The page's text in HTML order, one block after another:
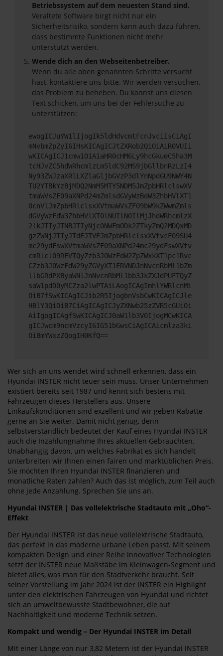
Betriebssystem auf dem neuesten Stand sind.
Veraltete Software birgt nicht nur ein
Sicherheitsrisiko, sondern kann auch dazu führen,
dass bestimmte Funktionen nicht mehr
unterstützt werden.
Wende dich an den Webseitenbetreiber.
Wenn du alle oben genannten Schritte versucht
hast, kontaktiere uns bitte. Wir werden versuchen,
das Problem zu beheben. Du kannst uns diesen
Text schicken, um uns bei der Fehlersuche zu
unterstützen:
ewogICJuYW1lIjogIk5ldHdvcmtFcnJvciIsCiAgI
mNvbmZpZyI6IHsKICAgICJtZXRob2QiOiAiR0VUIi
wKICAgICJ1cmwiOiAiaHR0cHM6Ly9hcGkueC5ha3M
tcHJvZC5hdWRhcmlzLm5ldC92MS9jbGllbnRzLzI4
Ny93ZWJzaXRlLXZlaGljbGVzP3dlYnNpdGU9NWY4N
TU2YTBkYzBjMDQ2NmM5MTY5NDM5JmZpbHRlclswXV
tmaWVsZF09aXNPd24mZmlsdGVyWzBdW3ZhbHVlXT1
0cnVlJmZpbHRlclsxXVtmaWVsZF09bW9kZWwmZmls
dGVyWzFdW3ZhbHVlXT0lNUIlN0IlMjJhdWRhcmlzX
2lkJTIyJTNBJTIyNjc0NWFmODk2ZTkyZmQ2MDQxMD
gzZWNjJTIyJTdEJTVEJmZpbHRlclsxXVtvcF09SU4
mc29ydFswXVtmaWVsZF09aXNPd24mc29ydFswXVtv
cmRlcl09REVTQyZzb3J0WzFdW2ZpZWxkXT1pc1Rvc
CZzb3J0WzFdW29yZGVyXT1ERVNDJnNvcnRbMl1bZm
llbGRdPXByaWNlJnNvcnRbMl1bb3JkZXJdPUFTQyZ
saW1pdD0yMCZza2lwPTAiLAogICAgImhlYWRlcnMi
OiB7fSwKICAgICJib2R5IjogbnVsbCwKICAgICJle
HBlY3QiOiB7CiAgICAgICJyZXNwb25zZVR5cGUiOi
AiIgogICAgfSwKICAgICJ0aW1lb3V0IjogMCwKICA
gICJwcm9ncmVzcyI6IG51bGwsCiAgICAicmlza3ki
OiBmYWxzZQogIH0KfQ==
Wer sich an uns wendet wird schnell erkennen, dass ein
Hyundai INSTER nicht teuer sein muss. Unser Unternehmen
existiert bereits seit 1987 und kennt sich bestens mit
Fahrzeugen dieses Herstellers aus. Unsere
Einkaufskonditionen sind exzellent und wir geben Rabatte
gerne an Sie weiter. Damit nicht genug, denn
selbstverständlich bedeutet der Kauf eines Hyundai INSTER
auch die Inzahlungnahme Ihres aktuellen Gebrauchten.
Unabhängig davon, um welches Fabrikat es sich handelt
unterbreiten wir Ihnen einen fairen und marktüblichen Preis.
Sie möchten Ihren Hyundai INSTER finanzieren und
monatliche Raten zahlen? Auch das ist möglich, zum Teil auch
ohne jede Anzahlung. Sprechen Sie uns an.
Hyundai INSTER | Das vollelektrische Stadtauto mit „Oho“-
Effekt
Der Hyundai INSTER ist das neue vollelektrische Stadtauto,
das perfekt in das moderne urbane Leben passt. Mit seinem
kompakten Design und einer Reihe innovativer Technologien
setzt der INSTER neue Maßstäbe im Kleinwagen-Segment und
bietet alles, was man für den Stadtverkehr braucht. Seit
seiner Vorstellung im Jahr 2024 ist der INSTER ein Highlight
unter den elektrischen Fahrzeugen von Hyundai und richtet
sich an umweltbewusste Stadtbewohner, die auf
Nachhaltigkeit und moderne Technik setzen.
Kompakt und wendig – Der Hyundai INSTER im Detail
Mit einer Länge von nur 3,82 Metern ist der Hyundai INSTER